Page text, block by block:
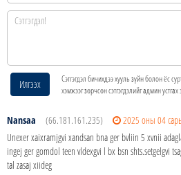
Илгээх
Сэтгэгдэл бичихдээ хууль зүйн болон ёс
хэмжээг зөрчсөн сэтгэгдэлийг админ устгах
Nansaa (66.181.161.235)
2025 оны 04
Unexer xaixramjgvi xandsan bna ger bvliin 5 xvnii
ingej ger gomdol teen vldexgvi l bx bsn shts.setgelgvi
tal zasaj xiideg